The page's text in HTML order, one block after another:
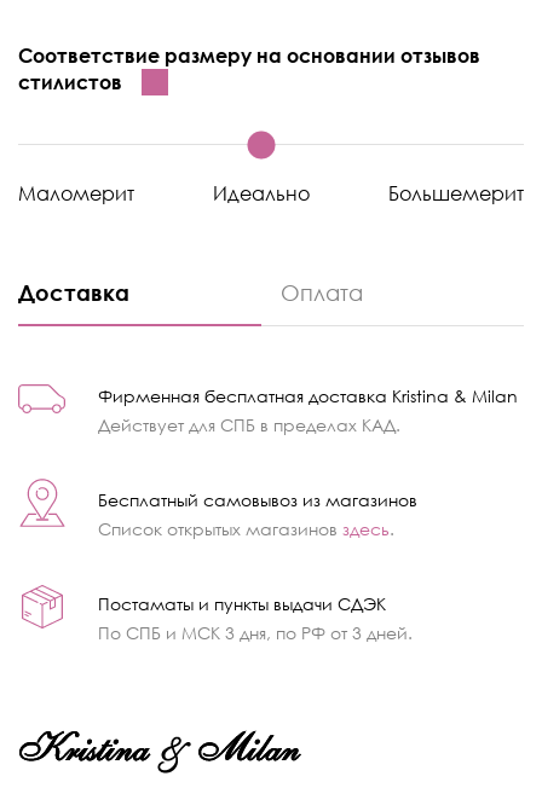
Соответствие размеру на основании отзывов
стилистов
Маломерит Идеально Большемерит
Доставка Оплата
Фирменная бесплатная доставка Kristina & Milan
Действует для СПБ в пределах КАД.
Бесплатный самовывоз из магазинов
Список открытых магазинов здесь.
Постаматы и пункты выдачи СДЭК
По СПБ и МСК 3 дня, по РФ от 3 дней.